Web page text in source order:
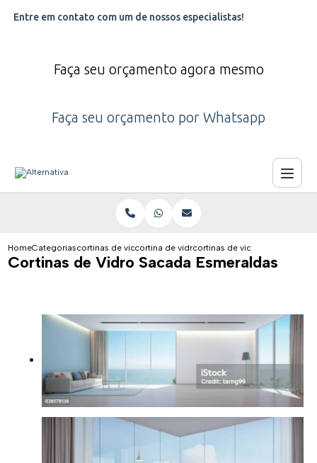
Entre em contato com um de nossos especialistas!
Faça seu orçamento agora mesmo
Faça seu orçamento por Whatsapp
HomeCategoriascortinas de vidrocortina de vidro para sacada
cortinas de vidro sacada
Cortinas de Vidro Sacada Esmeraldas